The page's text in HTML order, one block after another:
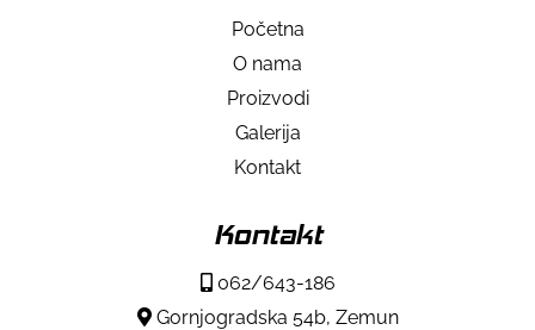
Početna
O nama
Proizvodi
Galerija
Kontakt
Kontakt
062/643-186
Gornjogradska 54b, Zemun